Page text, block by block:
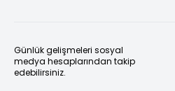
Günlük gelişmeleri sosyal
medya hesaplarından takip
edebilirsiniz.